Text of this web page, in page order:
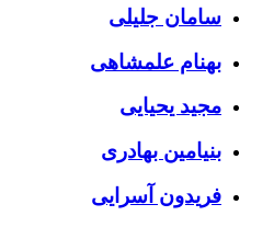
سامان جلیلی
بهنام علمشاهی
مجید یحیایی
بنیامین بهادری
فریدون آسرایی